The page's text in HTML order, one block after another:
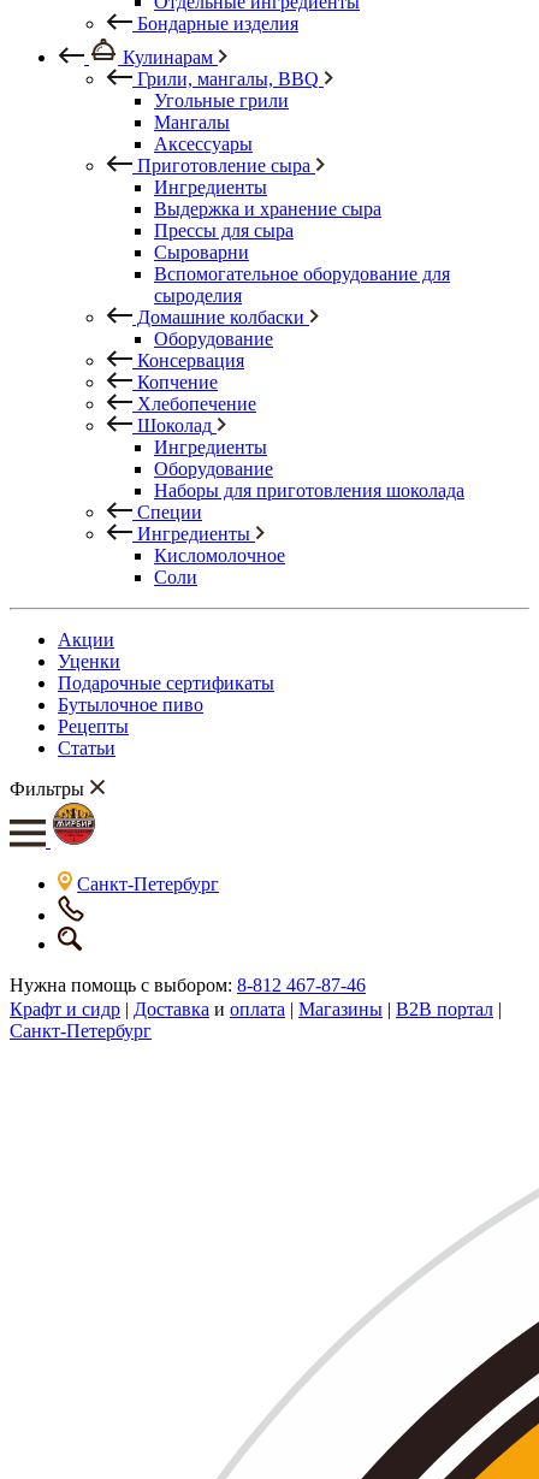
Бондарные изделия
Кулинарам
Грили, мангалы, BBQ
Угольные грили
Мангалы
Аксессуары
Приготовление сыра
Ингредиенты
Выдержка и хранение сыра
Прессы для сыра
Сыроварни
Вспомогательное оборудование для
сыроделия
Домашние колбаски
Оборудование
Консервация
Копчение
Хлебопечение
Шоколад
Ингредиенты
Оборудование
Наборы для приготовления шоколада
Специи
Ингредиенты
Кисломолочное
Соли
Акции
Уценки
Подарочные сертификаты
Бутылочное пиво
Рецепты
Статьи
Фильтры
Санкт-Петербург
Нужна помощь с выбором: 8-812 467-87-46
Крафт и сидр | Доставка и оплата | Магазины | B2B портал |
Санкт-Петербург